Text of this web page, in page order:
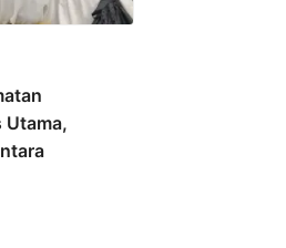
Utama,